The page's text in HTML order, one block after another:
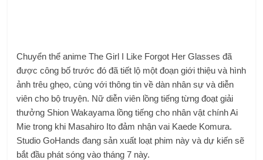
Chuyển thể anime The Girl I Like Forgot Her Glasses đã
được công bố trước đó đã tiết lộ một đoạn giới thiệu và hình
ảnh trêu ghẹo, cùng với thông tin về dàn nhân sự và diễn
viên cho bộ truyện. Nữ diễn viên lồng tiếng từng đoạt giải
thưởng Shion Wakayama lồng tiếng cho nhân vật chính Ai
Mie trong khi Masahiro Ito đảm nhận vai Kaede Komura.
Studio GoHands đang sản xuất loạt phim này và dự kiến ​​sẽ
bắt đầu phát sóng vào tháng 7 này.